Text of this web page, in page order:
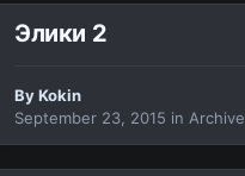
Элики 2
ByKokin
September 23, 2015 in Archive